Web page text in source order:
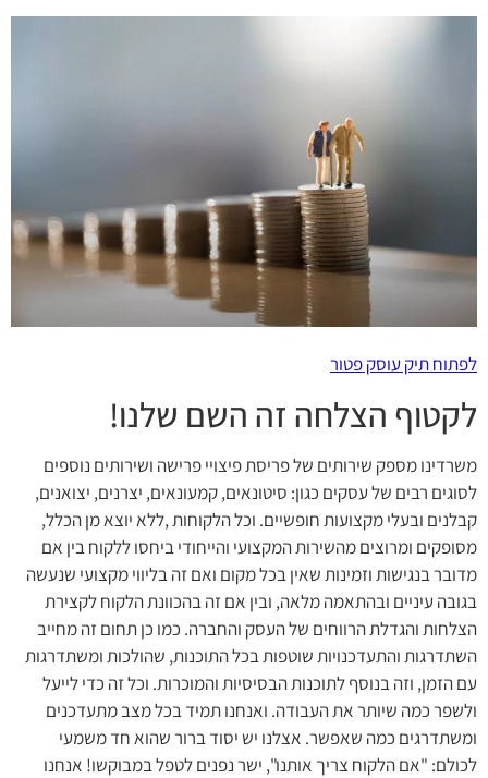
לפתוח תיק עוסק פטור
לקטוף הצלחה זה השם שלנו!
משרדינו מספק שירותים של פריסת פיצויי פרישה ושירותים נוספים
לסוגים רבים של עסקים כגון: סיטונאים, קמעונאים, יצרנים, יצואנים,
קבלנים ובעלי מקצועות חופשיים. וכל הלקוחות ,ללא יוצא מן הכלל,
מסופקים ומרוצים מהשירות המקצועי והייחודי ביחסו ללקוח בין אם
מדובר בנגישות וזמינות שאין בכל מקום ואם זה בליווי מקצועי שנעשה
בגובה עיניים ובהתאמה מלאה, ובין אם זה בהכוונת הלקוח לקצירת
הצלחות והגדלת הרווחים של העסק והחברה. כמו כן תחום זה מחייב
השתדרגות והתעדכנויות שוטפות בכל התוכנות, שהולכות ומשתדרגות
עם הזמן, וזה בנוסף לתוכנות הבסיסיות והמוכרות. וכל זה כדי לייעל
ולשפר כמה שיותר את העבודה. ואנחנו תמיד בכל מצב מתעדכנים
ומשתדרגים כמה שאפשר. אצלנו יש יסוד ברור שהוא חד משמעי
לכולם: "אם הלקוח צריך אותנו", ישר נפנים לטפל במבוקשו! אנחנו